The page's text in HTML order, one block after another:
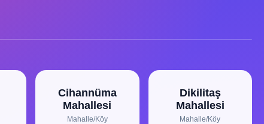
Cihannüma
Mahallesi
Mahalle/Köy
Dikilitaş
Mahallesi
Mahalle/Köy